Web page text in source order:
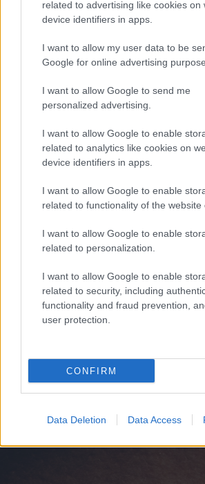
related to advertising like cookies on
device identifiers in apps.
I want to allow my user data to be
Google for online advertising
I want to allow Google to send me
personalized advertising.
I want to allow Google to enable
related to analytics like cookies on
device identifiers in apps.
I want to allow Google to enable
related to functionality of the website
I want to allow Google to enable
related to personalization.
I want to allow Google to enable
related to security, including
functionality and fraud prevention,
user protection.
CONFIRM
Data Deletion Data Access
σε 2 λεπτά πριν το ταξίδι
Παρουσιάστηκε στον Σταθμό
της Αναστασίας Ευσταθίου